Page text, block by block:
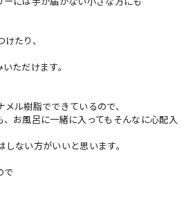
たり、
ただけます。
ル樹脂でできているので、
、お風呂に一緒に入ってもそんなに心配入
ない方がいいと思います。
で